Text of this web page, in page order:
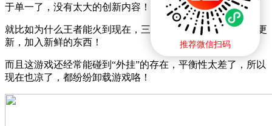
推荐微信扫码
于单一了，没有太大的创新内容！
就比如为什么王者能火到现在，三年了的手游，就是不断的更
新，加入新鲜的东西！
而且这游戏还经常能碰到“外挂”的存在，平衡性太差了，所以
现在也凉了，都纷纷卸载游戏咯！